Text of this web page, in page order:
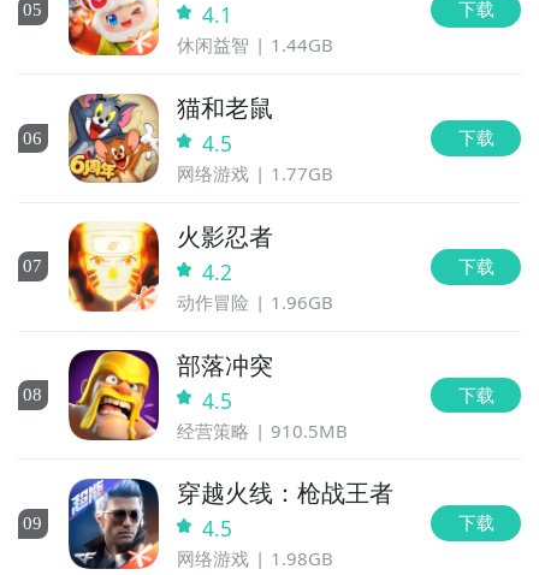
05 4.1
休闲益智 1.44GB
下载
06
猫和老鼠
4.5
网络游戏 1.77GB
下载
07
火影忍者
4.2
动作冒险 1.96GB
下载
08
部落冲突
4.5
经营策略 910.5MB
下载
09
穿越火线：枪战王者
4.5
网络游戏 1.98GB
下载